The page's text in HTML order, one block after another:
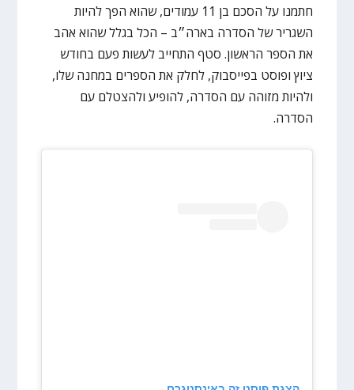
חתמנו על הסכם בן 11 עמודים, שהוא הפך להיות
השגריר של הסדרה בארה״ב – הכל בגלל שהוא אהב
את הספר הראשון. סטף התחייב לעשות פעם בחודש
ציוץ ופוסט בפייסבוק, לחלק את הספרים במחנה שלו,
ולהיות מזוהה עם הסדרה, להופיע ולהצטלם עם
הסדרה.